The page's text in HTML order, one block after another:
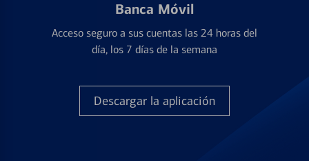
Banca Móvil
Acceso seguro a sus cuentas las 24 horas del
día, los 7 días de la semana
Descargar la aplicación